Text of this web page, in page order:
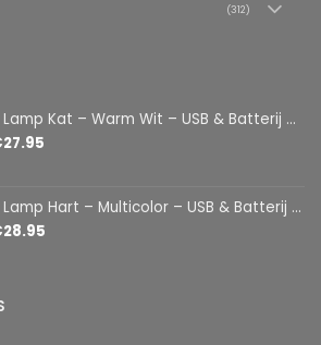
(312)
Wit – USB & Batterij – Decoratieve Tafellamp voor Kinderkamer – 28,5 x 24,5 cm
27.95
– USB & Batterij – Hartvormige Sfeerlamp – Kinderkamer & Slaapkamer – 25,2 x 23 cm
28.95